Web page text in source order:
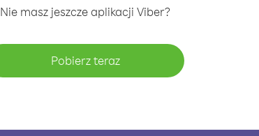
Nie masz jeszcze aplikacji Viber?
Pobierz teraz